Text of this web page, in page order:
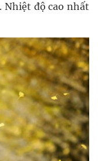
độ cao nhất